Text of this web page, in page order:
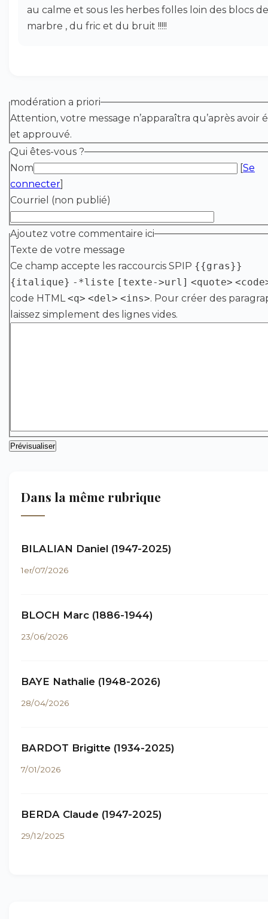
au calme et sous les herbes folles loin des blocs de
marbre , du fric et du bruit !!!!!
modération a priori
Attention, votre message n’apparaîtra qu’après avoir
et approuvé.
Qui êtes-vous ?
Nom
[Se
connecter]
Courriel (non publié)
Ajoutez votre commentaire ici
Texte de votre message
Ce champ accepte les raccourcis SPIP {{gras}}
{italique} -*liste [texte->url] <quote>
code HTML<q> <del> <ins>. Pour créer des
laissez simplement des lignes vides.
Dans la même rubrique
BILALIAN Daniel (1947-2025)
1er/07/2026
BLOCH Marc (1886-1944)
23/06/2026
BAYE Nathalie (1948-2026)
28/04/2026
BARDOT Brigitte (1934-2025)
7/01/2026
BERDA Claude (1947-2025)
29/12/2025